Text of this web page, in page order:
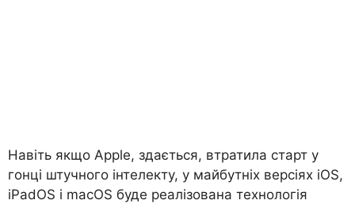
Навіть якщо Apple, здається, втратила старт у
гонці штучного інтелекту, у майбутніх версіях iOS,
iPadOS і macOS буде реалізована технологія